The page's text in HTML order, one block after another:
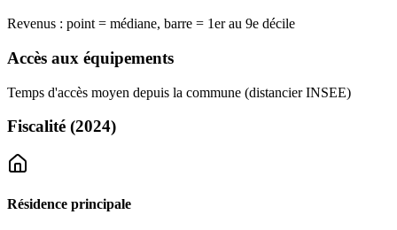
Revenus : point = médiane, barre = 1er au 9e décile
Accès aux équipements
Temps d'accès moyen depuis la commune (distancier INSEE)
Fiscalité (2024)
Résidence principale